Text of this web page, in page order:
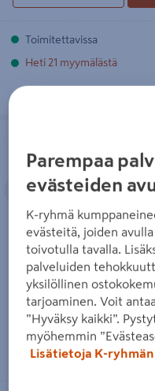
Toimitettavissa
Heti 21 myymälästä
Edellinen
Hedelmäpoimuri Gardena
Combisystem + varsi 03108-
59,90€/kpl
59,90 €/ kpl
Lue lisää
Parempaa
evästeiden
K-ryhmä
evästeitä, joiden
toivotulla tavalla.
palveluiden
yksilöllinen
tarjoaminen. Voit
”Hyväksy kaikki”.
myöhemmin
Lisätietoja K-